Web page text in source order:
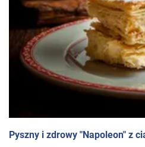
Pyszny i zdrowy "Napoleon" z